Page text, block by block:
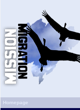
Homepage